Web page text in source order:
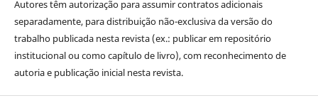
Autores têm autorização para assumir contratos adicionais
separadamente, para distribuição não-exclusiva da versão do
trabalho publicada nesta revista (ex.: publicar em repositório
institucional ou como capítulo de livro), com reconhecimento de
autoria e publicação inicial nesta revista.